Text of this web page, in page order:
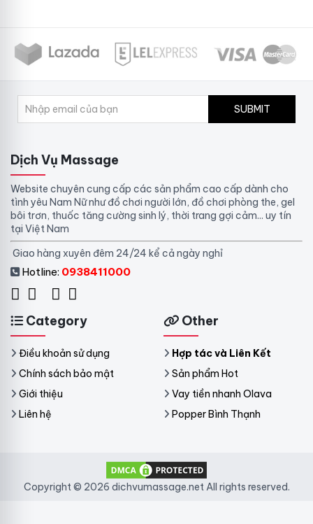
SUBMIT
Dịch Vụ Massage
Website chuyên cung cấp các sản phẩm cao cấp dành cho
tình yêu Nam Nữ như đồ chơi người lớn, đồ chơi phòng the, gel
bôi trơn, thuốc tăng cường sinh lý, thời trang gợi cảm... uy tín
tại Việt Nam
Giao hàng xuyên đêm 24/24 kể cả ngày nghỉ
Hotline: 0938411000
Category
Điều khoản sử dụng
Chính sách bảo mật
Giới thiệu
Liên hệ
Other
Hợp tác và Liên Kết
Sản phẩm Hot
Vay tiền nhanh Olava
Popper Bình Thạnh
Copyright © 2026 dichvumassage.net All rights reserved.